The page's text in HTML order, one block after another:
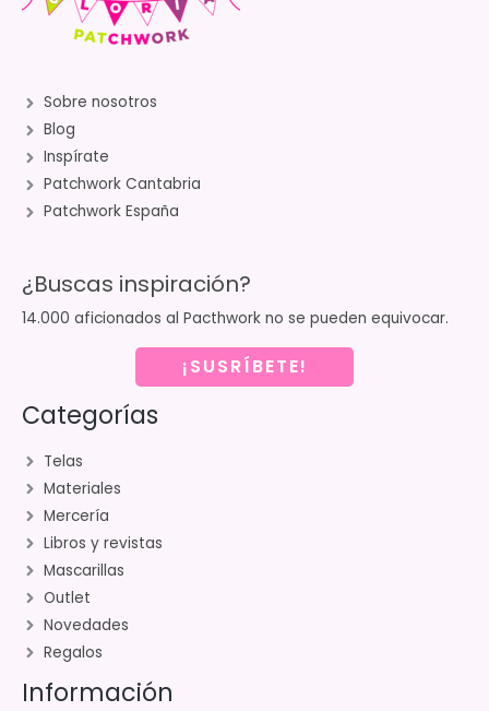
Sobre nosotros
Blog
Inspírate
Patchwork Cantabria
Patchwork España
¿Buscas inspiración?
14.000 aficionados al Pacthwork no se pueden equivocar.
¡SUSRÍBETE!
Categorías
Telas
Materiales
Mercería
Libros y revistas
Mascarillas
Outlet
Novedades
Regalos
Información